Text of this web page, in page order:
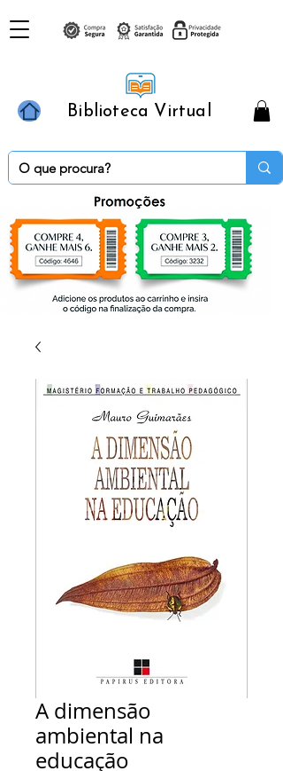
Biblioteca Virtual
A dimensão
ambiental na
educação